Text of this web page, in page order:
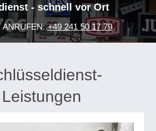
- schnell vor Ort
ANRUFEN:+49 241 50 17 79
Leistungen